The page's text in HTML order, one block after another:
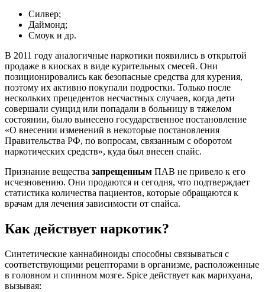
Силвер;
Даймонд;
Смоук и др.
В 2011 году аналогичные наркотики появились в открытой
продаже в киосках в виде курительных смесей. Они
позиционировались как безопасные средства для курения,
поэтому их активно покупали подростки. Только после
нескольких прецедентов несчастных случаев, когда дети
совершали суицид или попадали в больницу в тяжелом
состоянии, было вынесено государственное постановление
«О внесении изменений в некоторые постановления
Правительства РФ, по вопросам, связанным с оборотом
наркотических средств», куда был внесен спайс.
Признание вещества запрещенным ПАВ не привело к его
исчезновению. Они продаются и сегодня, что подтверждает
статистика количества пациентов, которые обращаются к
врачам для лечения зависимости от спайса.
Как действует наркотик?
Синтетические каннабиноиды способны связываться с
соответствующими рецепторами в организме, расположенные
в головном и спинном мозге. Spice действует как марихуана,
вызывая: